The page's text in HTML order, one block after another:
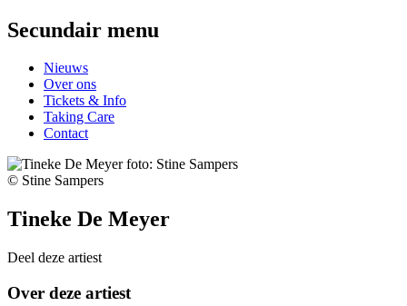
Secundair menu
Nieuws
Over ons
Tickets & Info
Taking Care
Contact
© Stine Sampers
Tineke De Meyer
Deel deze artiest
Over deze artiest